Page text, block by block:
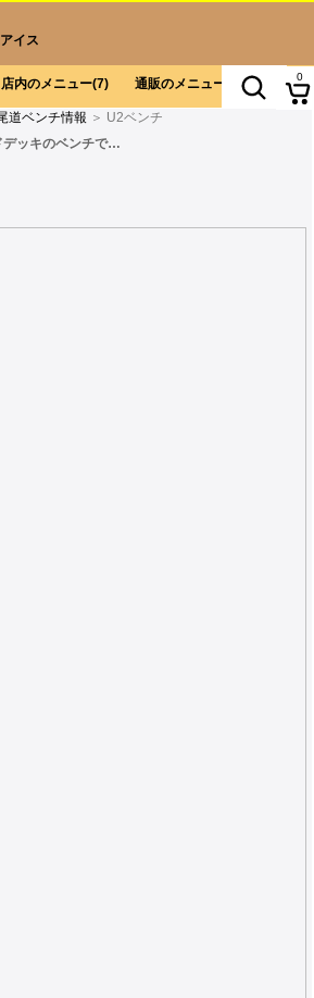
イス
店内のメニュー(7) 通販のメニュー (9) お会計
0
デッキのベンチで…
道ベンチ情報 ＞ U2ベンチ